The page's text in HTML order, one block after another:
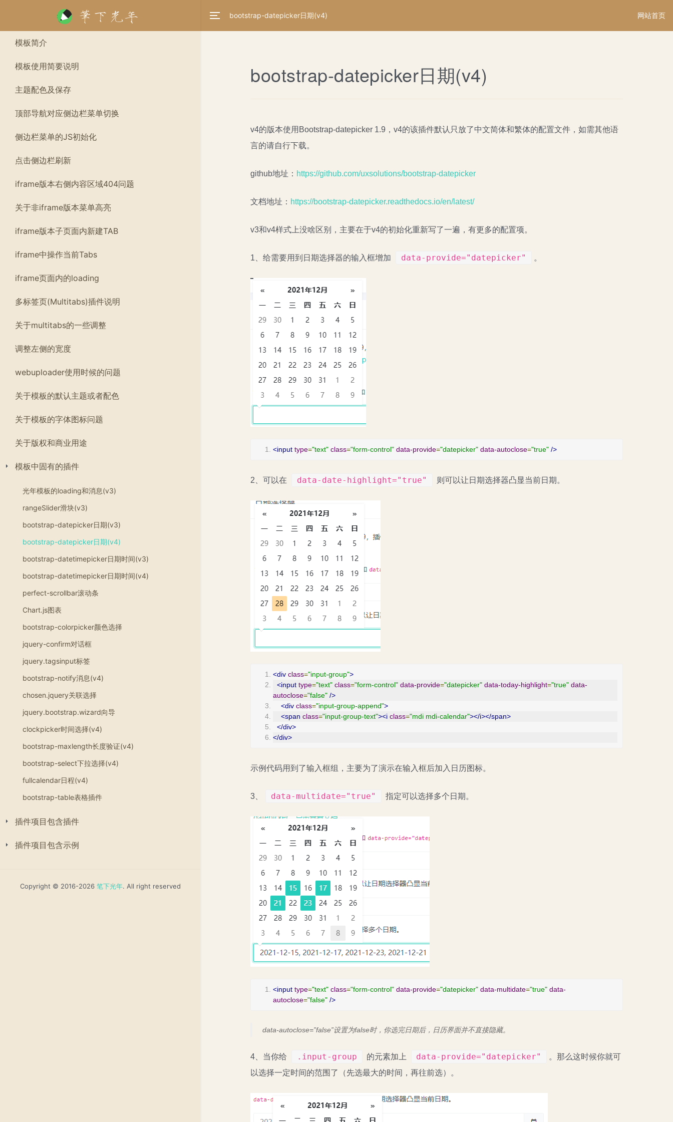
模板简介
模板使用简要说明
主题配色及保存
顶部导航对应侧边栏菜单切换
侧边栏菜单的JS初始化
点击侧边栏刷新
iframe版本右侧内容区域404问题
关于非iframe版本菜单高亮
iframe版本子页面内新建TAB
iframe中操作当前Tabs
iframe页面内的loading
多标签页(Multitabs)插件说明
关于multitabs的一些调整
调整左侧的宽度
webuploader使用时候的问题
关于模板的默认主题或者配色
关于模板的字体图标问题
关于版权和商业用途
模板中固有的插件
光年模板的loading和消息(v3)
rangeSlider滑块(v3)
bootstrap-datepicker日期(v3)
bootstrap-datepicker日期(v4)
bootstrap-datetimepicker日期时间(v3)
bootstrap-datetimepicker日期时间(v4)
perfect-scrollbar滚动条
Chart.js图表
bootstrap-colorpicker颜色选择
jquery-confirm对话框
jquery.tagsinput标签
bootstrap-notify消息(v4)
chosen.jquery关联选择
jquery.bootstrap.wizard向导
clockpicker时间选择(v4)
bootstrap-maxlength长度验证(v4)
bootstrap-select下拉选择(v4)
fullcalendar日程(v4)
bootstrap-table表格插件
插件项目包含插件
插件项目包含示例
Copyright © 2016-2026 笔下光年. All right reserved
bootstrap-datepicker日期(v4) 网站首页
bootstrap-datepicker日期(v4)
v4的版本使用Bootstrap-datepicker 1.9，v4的该插件默认只放了中文简体和繁体的配置文件，如需其他语
言的请自行下载。
github地址： https://github.com/uxsolutions/bootstrap-datepicker
文档地址： https://bootstrap-datepicker.readthedocs.io/en/latest/
v3和v4样式上没啥区别，主要在于v4的初始化重新写了一遍，有更多的配置项。
1、给需要用到日期选择器的输入框增加 data-provide="datepicker" 。
<input type="text" class="form-control" data-provide="datepicker" data-autoclose="true" />
2、可以在 data-date-highlight="true" 则可以让日期选择器凸显当前日期。
<div class="input-group">
<input type="text" class="form-control" data-provide="datepicker" data-today-highlight="true" data-
autoclose="false" />
<div class="input-group-append">
<span class="input-group-text"><i class="mdi mdi-calendar"></i></span>
</div>
</div>
示例代码用到了输入框组，主要为了演示在输入框后加入日历图标。
3、 data-multidate="true" 指定可以选择多个日期。
<input type="text" class="form-control" data-provide="datepicker" data-multidate="true" data-
autoclose="false" />
data-autoclose=”false”设置为false时，你选完日期后，日历界面并不直接隐藏。
4、当你给 .input-group 的元素加上 data-provide="datepicker"
。那么这时候你就可
以选择一定时间的范围了（先选最大的时间，再往前选）。